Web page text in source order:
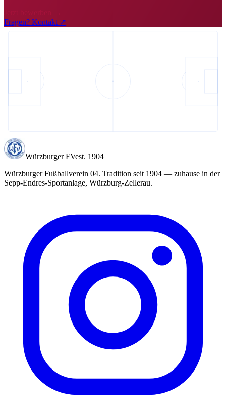
Fragen? Kontakt ↗︎
Würzburger FVest. 1904
Würzburger Fußballverein 04. Tradition seit 1904 — zuhause in der
Sepp-Endres-Sportanlage, Würzburg-Zellerau.